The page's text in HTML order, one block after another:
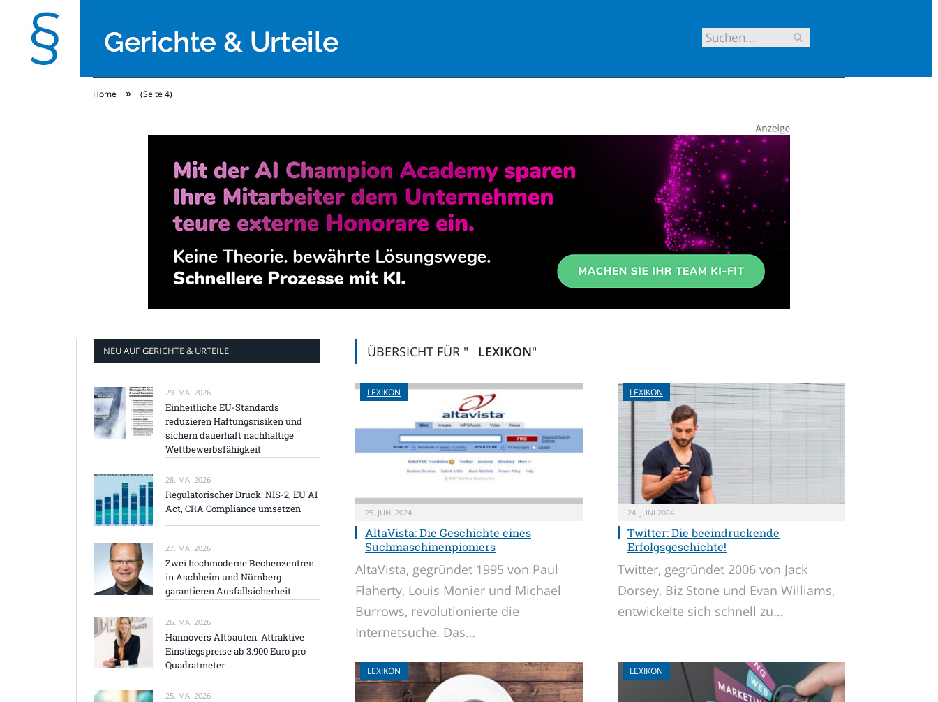
Home » (Seite 4)
ÜBERSICHT FÜR " LEXIKON"
LEXIKON
25. JUNI 2024
AltaVista: Die Geschichte eines
Suchmaschinenpioniers
AltaVista, gegründet 1995 von Paul
Flaherty, Louis Monier und Michael
Burrows, revolutionierte die
Internetsuche. Das…
LEXIKON
24. JUNI 2024
Twitter: Die beeindruckende
Erfolgsgeschichte!
Twitter, gegründet 2006 von Jack
Dorsey, Biz Stone und Evan Williams,
entwickelte sich schnell zu…
LEXIKON LEXIKON
NEU AUF GERICHTE & URTEILE
29. MAI 2026
Einheitliche EU-Standards
reduzieren Haftungsrisiken und
sichern dauerhaft nachhaltige
Wettbewerbsfähigkeit
28. MAI 2026
Regulatorischer Druck: NIS-2, EU AI
Act, CRA Compliance umsetzen
27. MAI 2026
Zwei hochmoderne Rechenzentren
in Aschheim und Nürnberg
garantieren Ausfallsicherheit
26. MAI 2026
Hannovers Altbauten: Attraktive
Einstiegspreise ab 3.900 Euro pro
Quadratmeter
25. MAI 2026